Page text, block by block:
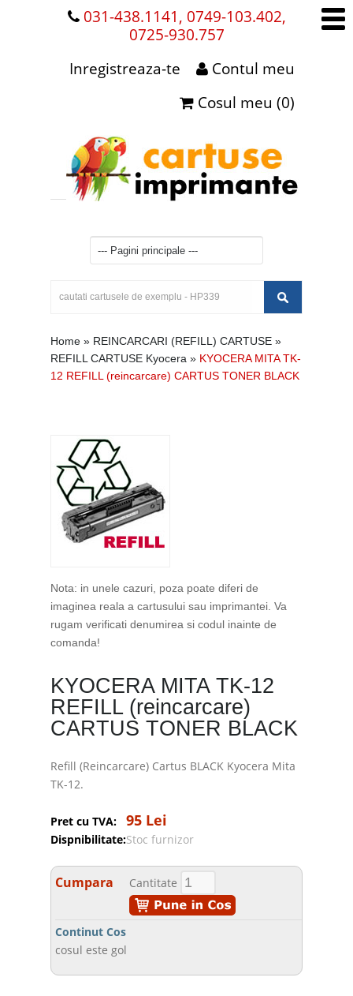
031-438.1141, 0749-103.402,
0725-930.757
Contul meu
Inregistreaza-te
Cosul meu (0)
Home » REINCARCARI (REFILL) CARTUSE »
REFILL CARTUSE Kyocera » KYOCERA MITA TK-
12 REFILL (reincarcare) CARTUS TONER BLACK
Nota: in unele cazuri, poza poate diferi de
imaginea reala a cartusului sau imprimantei. Va
rugam verificati denumirea si codul inainte de
comanda!
KYOCERA MITA TK-12
REFILL (reincarcare)
CARTUS TONER BLACK
Refill (Reincarcare) Cartus BLACK Kyocera Mita
TK-12.
Pret cu TVA: 95 Lei
Dispnibilitate:Stoc furnizor
Cumpara Cantitate
Continut Cos
cosul este gol